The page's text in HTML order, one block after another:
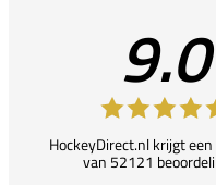
9.0
HockeyDirect.nl krijgt een
van 52121